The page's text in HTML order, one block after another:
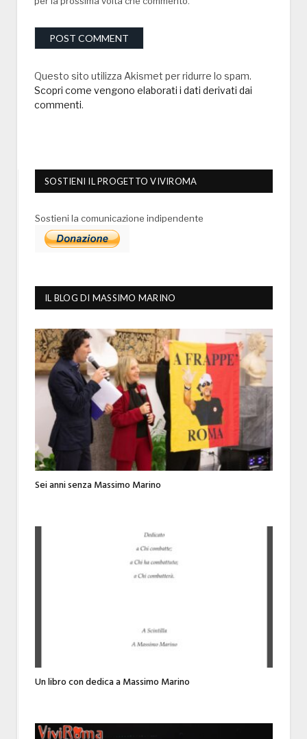
Questo sito utilizza Akismet per ridurre lo spam.
Scopri come vengono elaborati i dati derivati dai
commenti.
SOSTIENI IL PROGETTO VIVIROMA
Sostieni la comunicazione indipendente
IL BLOG DI MASSIMO MARINO
Sei anni senza Massimo Marino
Un libro con dedica a Massimo Marino